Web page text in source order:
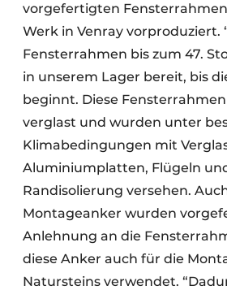
vorgefertigten
Werk in Venray vorproduziert.
Fensterrahmen bis zum 47.
in unserem Lager bereit, bis
beginnt. Diese
verglast und wurden unter
Klimabedingungen mit
Aluminiumplatten, Flügeln
Randisolierung versehen.
Montageanker wurden
Anlehnung an die
diese Anker auch für die
Natursteins verwendet.